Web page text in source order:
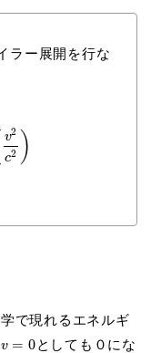
ラー展開を行な
v2
c2 )
で現れるエネルギ
v = 0としても０にな